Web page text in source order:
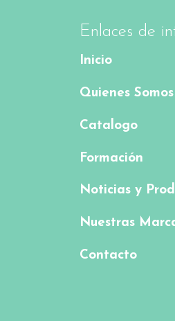
Enlaces de
Inicio
Quienes Somos
Catalogo
Formación
Noticias y
Nuestras
Contacto